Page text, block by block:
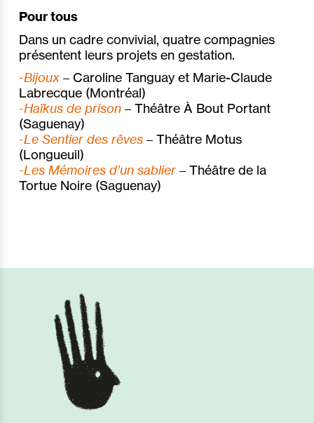
Pour tous
Dans un cadre convivial, quatre compagnies
présentent leurs projets en gestation.
-Bijoux – Caroline Tanguay et Marie-Claude
Labrecque (Montréal)
-Haïkus de prison – Théâtre À Bout Portant
(Saguenay)
-Le Sentier des rêves – Théâtre Motus
(Longueuil)
-Les Mémoires d’un sablier – Théâtre de la
Tortue Noire (Saguenay)